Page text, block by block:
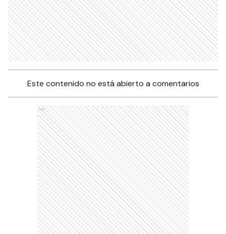
Este contenido no está abierto a comentarios
Ads